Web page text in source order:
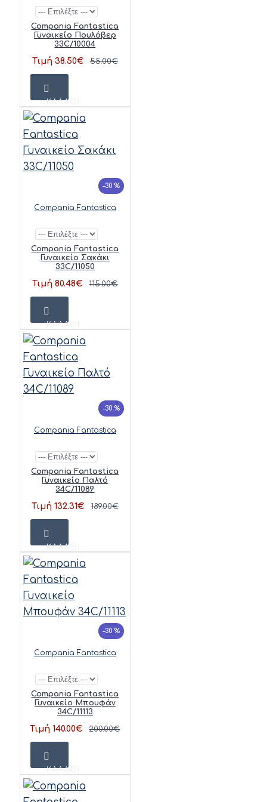
Compania Fantastica
Γυναικείο Πουλόβερ
33C/10004
Τιμή 38.50€ 55.00€
ΚΑΛΆΘΙ
-30 %
Compania Fantastica
Compania Fantastica
Γυναικείο Σακάκι
33C/11050
Τιμή 80.48€ 115.00€
ΚΑΛΆΘΙ
-30 %
Compania Fantastica
Compania Fantastica
Γυναικείο Παλτό
34C/11089
Τιμή 132.31€ 189.00€
ΚΑΛΆΘΙ
-30 %
Compania Fantastica
Compania Fantastica
Γυναικείο Μπουφάν
34C/11113
Τιμή 140.00€ 200.00€
ΚΑΛΆΘΙ